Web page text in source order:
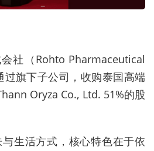
社（Rohto Pharmaceutical
过旗下子公司，收购泰国高端
Oryza Co., Ltd. 51%的股
生活方式，核心特色在于依